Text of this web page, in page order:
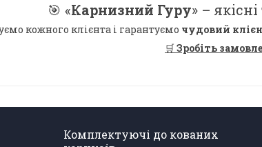
🎯 «Карнизний Гуру» – якісні
кожного клієнта і гарантуємо чудовий
🛒 Зробіть
Комплектуючі до кованих